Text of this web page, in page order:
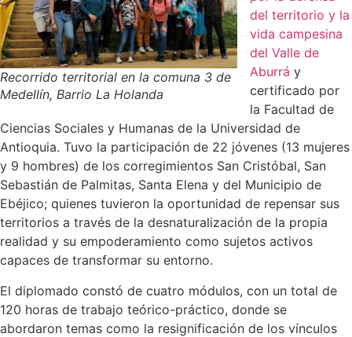
Recorrido territorial en la comuna 3 de
Medellín, Barrio La Holanda
del territorio y la
vida campesina
del Valle de
Aburrá y
certificado por
la Facultad de
Ciencias Sociales y Humanas de la Universidad de
Antioquia. Tuvo la participación de 22 jóvenes (13 mujeres
y 9 hombres) de los corregimientos San Cristóbal, San
Sebastián de Palmitas, Santa Elena y del Municipio de
Ebéjico; quienes tuvieron la oportunidad de repensar sus
territorios a través de la desnaturalización de la propia
realidad y su empoderamiento como sujetos activos
capaces de transformar su entorno.
El diplomado constó de cuatro módulos, con un total de
120 horas de trabajo teórico-práctico, donde se
abordaron temas como la resignificación de los vínculos